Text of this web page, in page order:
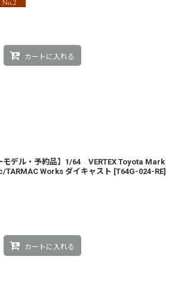
カートに入れる
モデル・予約品】1/64 VERTEX Toyota Mark
Works ダイキャスト [T64G-024-RE]
カートに入れる